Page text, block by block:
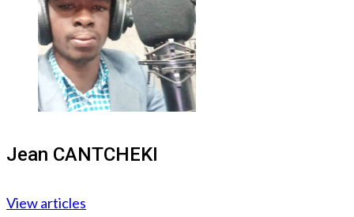
Jean CANTCHEKI
View articles